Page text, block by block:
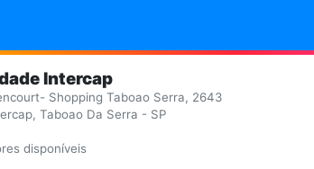
Intercap
Shopping Taboao Serra, 2643
Taboao Da Serra - SP
disponíveis